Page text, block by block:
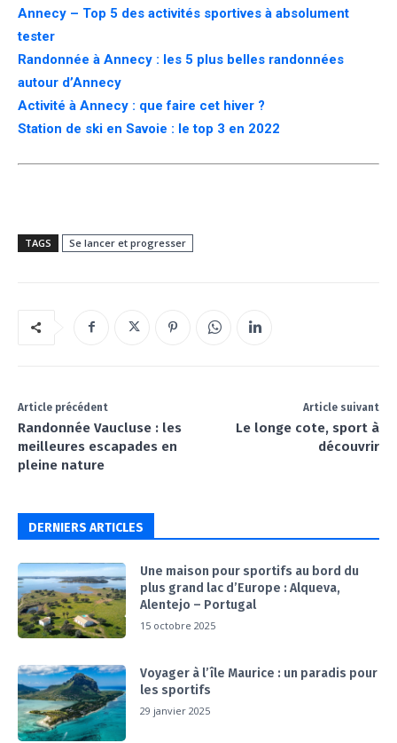
Annecy – Top 5 des activités sportives à absolument
tester
Randonnée à Annecy : les 5 plus belles randonnées
autour d’Annecy
Activité à Annecy : que faire cet hiver ?
Station de ski en Savoie : le top 3 en 2022
TAGS Se lancer et progresser
Article précédent
Randonnée Vaucluse : les
meilleures escapades en
pleine nature
Article suivant
Le longe cote, sport à
découvrir
DERNIERS ARTICLES
Une maison pour sportifs au bord du
plus grand lac d’Europe : Alqueva,
Alentejo – Portugal
15 octobre 2025
Voyager à l’île Maurice : un paradis pour
les sportifs
29 janvier 2025